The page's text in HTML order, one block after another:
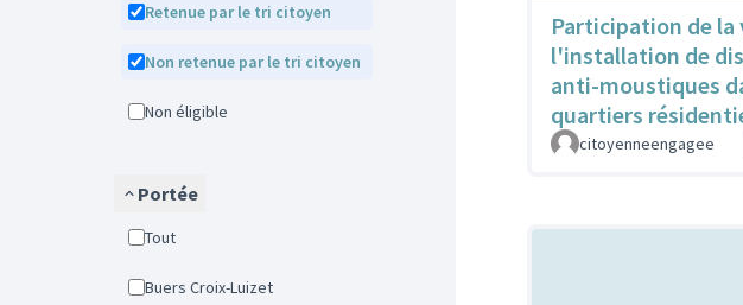
Retenue par le tri citoyen
Non retenue par le tri citoyen
Non éligible
Portée
Tout
Buers Croix-Luizet
Participation de la
l'installation de
anti-moustiques
quartiers
citoyenneengagee